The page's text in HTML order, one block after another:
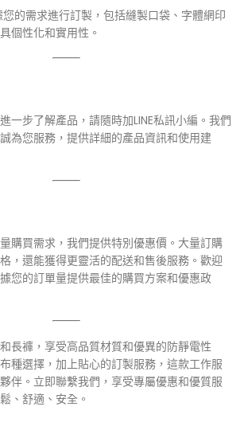
的需求進行訂製，包括縫製口袋、字體網印
個性化和實用性。
一步了解產品，請隨時加LINE私訊小編。我們
為您服務，提供詳細的產品資訊和使用建
購買需求，我們提供特別優惠價。大量訂購
，還能獲得更靈活的配送和售後服務。歡迎
您的訂單量提供最佳的購買方案和優惠政
長褲，享受高品質材質和優異的防靜電性
種選擇，加上貼心的訂製服務，這款工作服
伴。立即聯繫我們，享受專屬優惠和優質服
、舒適、安全。